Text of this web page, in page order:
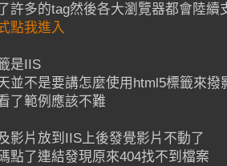
許多的tag然後各大瀏覽器都會陸續
點我進入
是IIS
並不是要講怎麼使用html5標籤來撥
了範例應該不難
影片放到IIS上後發覺影片不動了
點了連結發現原來404找不到檔案